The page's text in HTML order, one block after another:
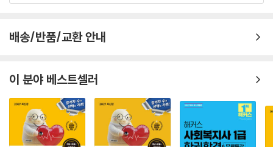
배송/반품/교환 안내
이 분야 베스트셀러